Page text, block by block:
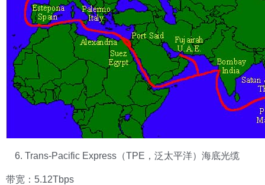
Trans-Pacific Express（TPE，泛太平洋）海底光缆
带宽：5.12Tbps